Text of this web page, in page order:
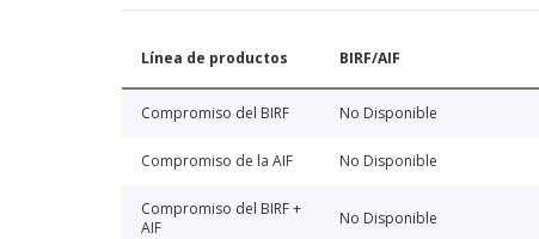
Línea de productos BIRF/AIF
Compromiso del BIRF No Disponible
Compromiso de la AIF No Disponible
Compromiso del BIRF +
AIF
No Disponible